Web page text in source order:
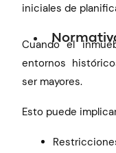
iniciales de
Cuando el
entornos
ser mayores.
Esto puede